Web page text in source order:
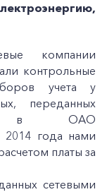
компании
контрольные
учета у
переданных
в ОАО
2014 года нами
платы за
сетевыми